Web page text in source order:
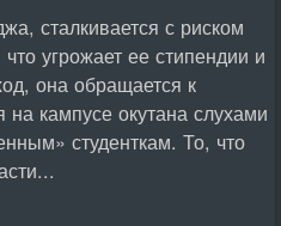
сталкивается с риском
угрожает ее стипендии и
она обращается к
кампусе окутана слухами
студенткам. То, что